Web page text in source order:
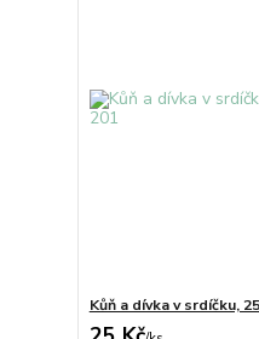
Kůň a dívka v srdíčku,